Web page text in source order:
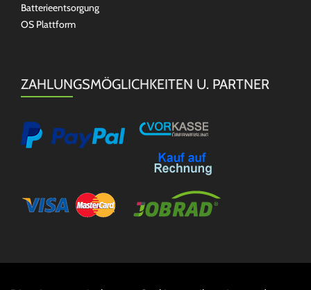
Batterieentsorgung
OS Plattform
ZAHLUNGSMÖGLICHKEITEN U. PARTNER